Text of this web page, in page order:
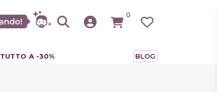
0
TUTTO A -30% BLOG